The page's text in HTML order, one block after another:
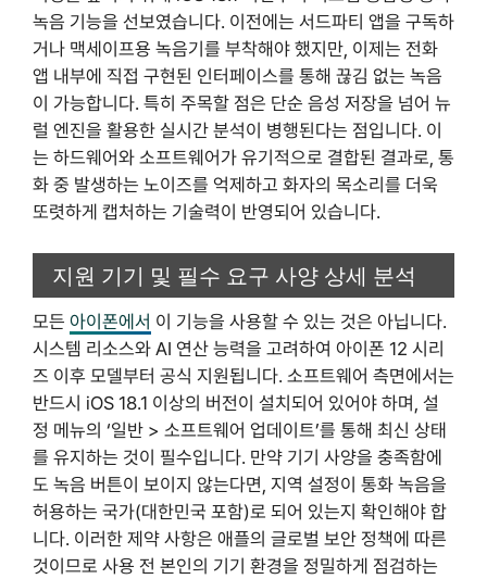
녹음 기능을 선보였습니다. 이전에는 서드파티 앱을 구독하
거나 맥세이프용 녹음기를 부착해야 했지만, 이제는 전화
앱 내부에 직접 구현된 인터페이스를 통해 끊김 없는 녹음
이 가능합니다. 특히 주목할 점은 단순 음성 저장을 넘어 뉴
럴 엔진을 활용한 실시간 분석이 병행된다는 점입니다. 이
는 하드웨어와 소프트웨어가 유기적으로 결합된 결과로, 통
화 중 발생하는 노이즈를 억제하고 화자의 목소리를 더욱
또렷하게 캡처하는 기술력이 반영되어 있습니다.
지원 기기 및 필수 요구 사양 상세 분석
모든 아이폰에서 이 기능을 사용할 수 있는 것은 아닙니다.
시스템 리소스와 AI 연산 능력을 고려하여 아이폰 12 시리
즈 이후 모델부터 공식 지원됩니다. 소프트웨어 측면에서는
반드시 iOS 18.1 이상의 버전이 설치되어 있어야 하며, 설
정 메뉴의 ‘일반 > 소프트웨어 업데이트’를 통해 최신 상태
를 유지하는 것이 필수입니다. 만약 기기 사양을 충족함에
도 녹음 버튼이 보이지 않는다면, 지역 설정이 통화 녹음을
허용하는 국가(대한민국 포함)로 되어 있는지 확인해야 합
니다. 이러한 제약 사항은 애플의 글로벌 보안 정책에 따른
것이므로 사용 전 본인의 기기 환경을 정밀하게 점검하는